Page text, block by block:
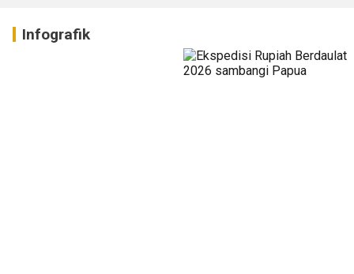
Infografik